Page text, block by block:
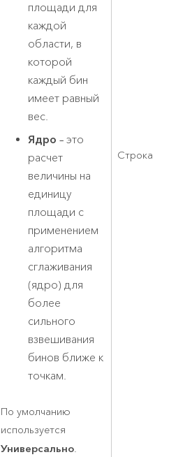
площади для
каждой
области, в
которой
каждый бин
имеет равный
вес.
Ядро – это
расчет
величины на
единицу
площади с
применением
алгоритма
сглаживания
(ядро) для
более
сильного
взвешивания
бинов ближе к
точкам.
По умолчанию
используется
Универсально.
Строка